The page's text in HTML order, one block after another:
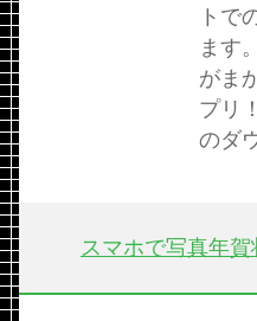
トで
ます
がま
プリ
のダ
スマホで写真年賀